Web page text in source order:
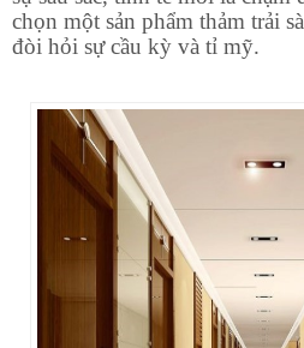
chọn một sản phẩm thảm trải
đòi hỏi sự cầu kỳ và tỉ mỹ.